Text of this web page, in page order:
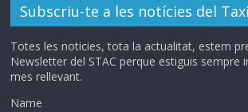
Subscriu-te a les notícies del
Totes les noticies, tota la actualitat, estem
Newsletter del STAC perque estiguis
mes rellevant.
Name